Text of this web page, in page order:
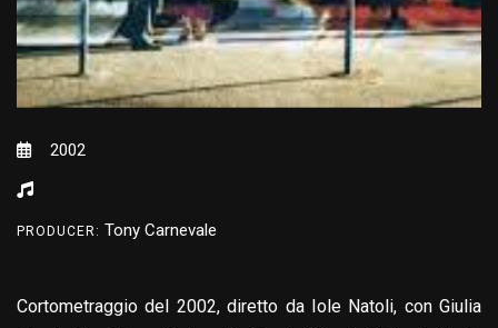
2002
PRODUCER: Tony Carnevale
Cortometraggio del 2002, diretto da Iole Natoli, con Giulia